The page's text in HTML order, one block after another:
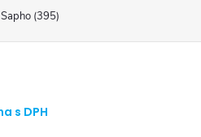
Sapho 395
s DPH